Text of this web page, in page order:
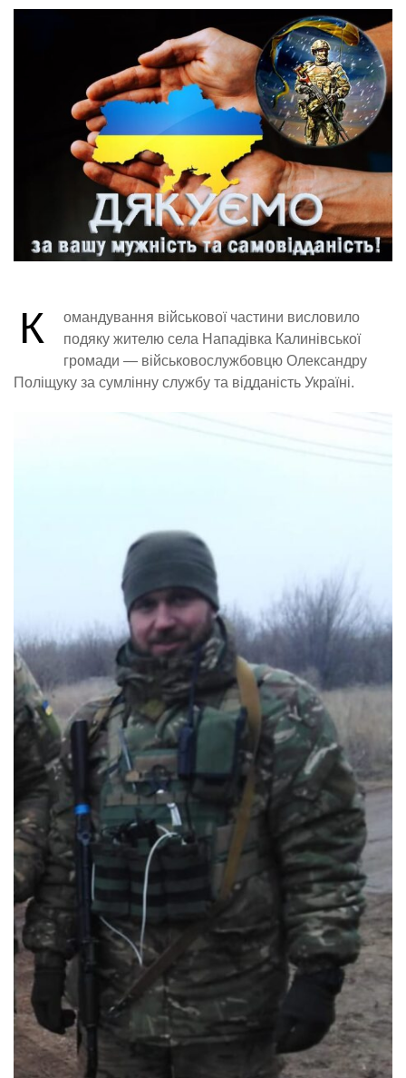
К
омандування військової частини висловило
подяку жителю села Нападівка Калинівської
громади — військовослужбовцю Олександру
Поліщуку за сумлінну службу та відданість Україні.